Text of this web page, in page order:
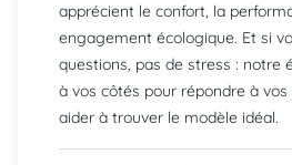
apprécient le confort, la
engagement écologique. Et si
questions, pas de stress : notre
à vos côtés pour répondre à
aider à trouver le modèle idéal.